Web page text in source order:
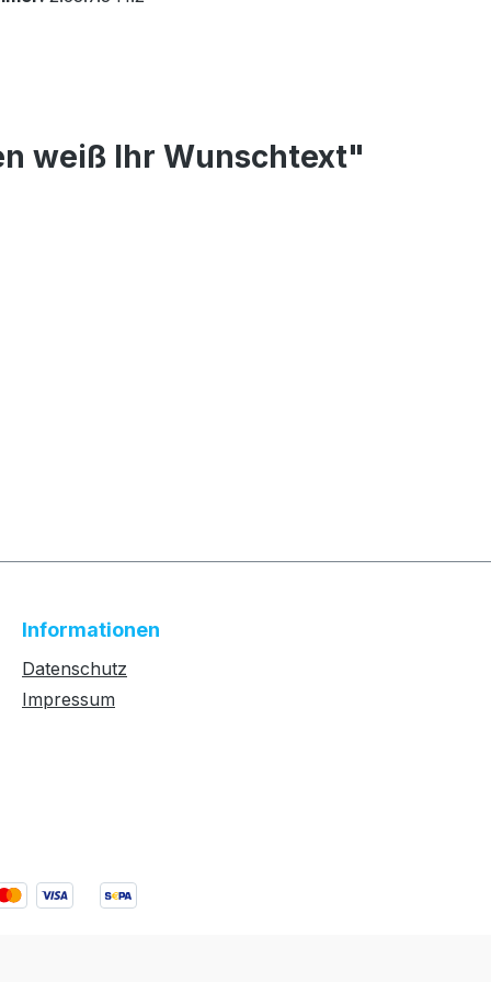
weiß Ihr Wunschtext"
Informationen
Datenschutz
Impressum